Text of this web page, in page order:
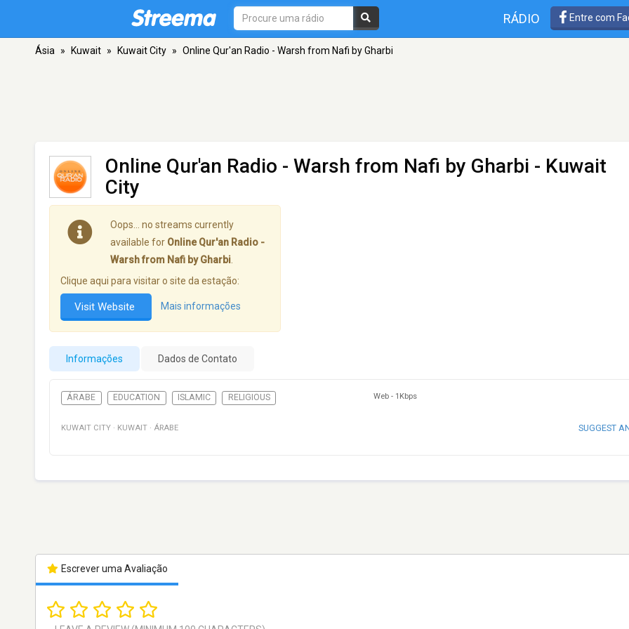
RÁDIO Entre com
Ásia » Kuwait » Kuwait City » Online Qur'an Radio - Warsh from Nafi by Gharbi
Online Qur'an Radio - Warsh from Nafi by Gharbi - Kuwait
City
Oops… no streams currently
available for Online Qur'an Radio -
Warsh from Nafi by Gharbi
Clique aqui para visitar o site da estação:
Visit Website Mais informações
Informações Dados de Contato
ÁRABE EDUCATION ISLAMIC RELIGIOUS Web - 1Kbps
KUWAIT CITY · KUWAIT · ÁRABE SUGGEST
Escrever uma Avaliação